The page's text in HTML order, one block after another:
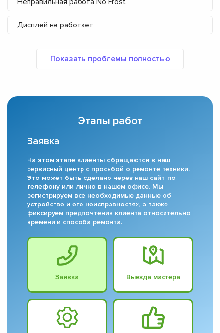
Неправильная работа No Frost
Дисплей не работает
Этапы работ
Заявка
На этом этапе клиенты обращаются в наш
сервисный центр с просьбой о ремонте техники.
Это может быть сделано через наш сайт, по
телефону или лично в нашем офисе. Мы
регистрируем все необходимые данные об
устройстве и его неисправностях, а также
фиксируем предпочтения клиента относительно
времени и способа ремонта.
Заявка Выезда мастера